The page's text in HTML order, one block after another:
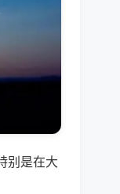
别是在大